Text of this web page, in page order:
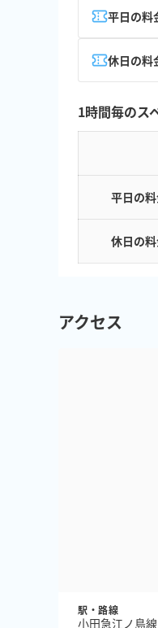
平日の料
休日の料
1時間毎のス
平日の
休日の
アクセス
駅・路線
小田急江ノ島